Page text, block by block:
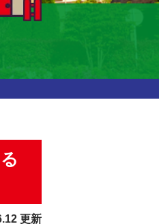
更新